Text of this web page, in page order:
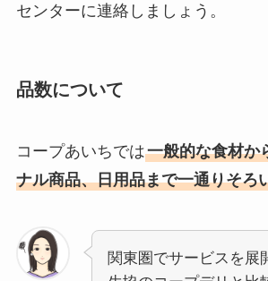
センターに連絡しましょう。
品数について
コープあいちでは一般的な食材か
ナル商品、日用品まで一通りそろ
関東圏でサービスを展